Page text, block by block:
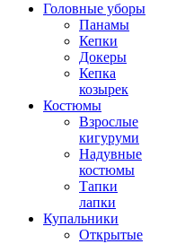
Головные уборы
Панамы
Кепки
Докеры
Кепка
козырек
Костюмы
Взрослые
кигуруми
Надувные
костюмы
Тапки
лапки
Купальники
Открытые